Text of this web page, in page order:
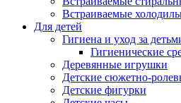
Встраиваемые
Для детей
Гигиена и уход за
Гигиенические
Деревянные игрушки
Детские сюжетно-
Детские фигурки